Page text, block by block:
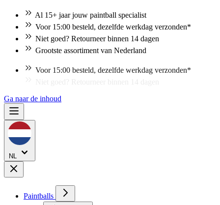
Al 15+ jaar jouw paintball specialist
Voor 15:00 besteld, dezelfde werkdag verzonden*
Niet goed? Retourneer binnen 14 dagen
Grootste assortiment van Nederland
Niet goed? Retourneer binnen 14 dagen
NL
Paintballs